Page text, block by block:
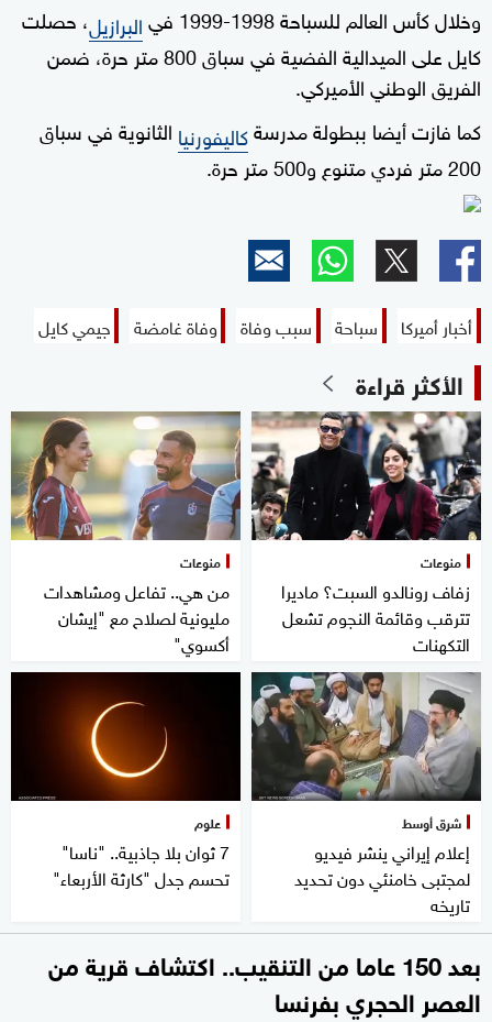
of
seconds
وخلال كأس العالم للسباحة 1998-1999 في البرازيل، حصلت
كايل على الميدالية الفضية في سباق 800 متر حرة، ضمن
الفريق الوطني الأميركي.
كما فازت أيضا ببطولة مدرسةكاليفورنيا الثانوية في سباق
200 متر فردي متنوع و500 متر حرة.
أخبار أميركا سباحة سبب وفاة وفاة غامضة جيمي كايل
الأكثر قراءة
منوعات
زفاف رونالدو السبت؟ ماديرا
تترقب وقائمة النجوم تشعل
التكهنات
منوعات
من هي.. تفاعل ومشاهدات
مليونية لصلاح مع "إيشان
أكسوي"
شرق أوسط
إعلام إيراني ينشر فيديو
لمجتبى خامنئي دون تحديد
تاريخه
علوم
7 ثوان بلا جاذبية.. "ناسا"
تحسم جدل "كارثة الأربعاء"
بعد 150 عاما من التنقيب.. اكتشاف قرية من
العصر الحجري بفرنسا